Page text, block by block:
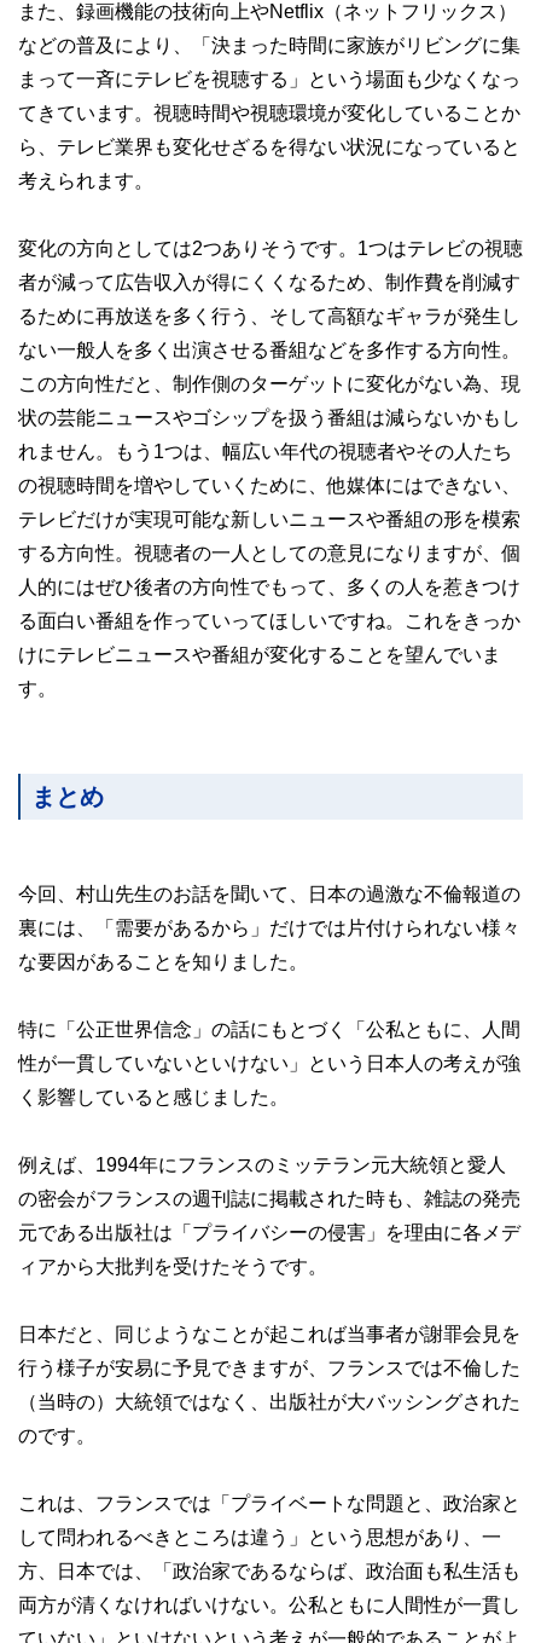
また、録画機能の技術向上やNetflix（ネットフリックス）
などの普及により、「決まった時間に家族がリビングに集
まって一斉にテレビを視聴する」という場面も少なくなっ
てきています。視聴時間や視聴環境が変化していることか
ら、テレビ業界も変化せざるを得ない状況になっていると
考えられます。
変化の方向としては2つありそうです。1つはテレビの視聴
者が減って広告収入が得にくくなるため、制作費を削減す
るために再放送を多く行う、そして高額なギャラが発生し
ない一般人を多く出演させる番組などを多作する方向性。
この方向性だと、制作側のターゲットに変化がない為、現
状の芸能ニュースやゴシップを扱う番組は減らないかもし
れません。もう1つは、幅広い年代の視聴者やその人たち
の視聴時間を増やしていくために、他媒体にはできない、
テレビだけが実現可能な新しいニュースや番組の形を模索
する方向性。視聴者の一人としての意見になりますが、個
人的にはぜひ後者の方向性でもって、多くの人を惹きつけ
る面白い番組を作っていってほしいですね。これをきっか
けにテレビニュースや番組が変化することを望んでいま
す。
まとめ
今回、村山先生のお話を聞いて、日本の過激な不倫報道の
裏には、「需要があるから」だけでは片付けられない様々
な要因があることを知りました。
特に「公正世界信念」の話にもとづく「公私ともに、人間
性が一貫していないといけない」という日本人の考えが強
く影響していると感じました。
例えば、1994年にフランスのミッテラン元大統領と愛人
の密会がフランスの週刊誌に掲載された時も、雑誌の発売
元である出版社は「プライバシーの侵害」を理由に各メデ
ィアから大批判を受けたそうです。
日本だと、同じようなことが起これば当事者が謝罪会見を
行う様子が安易に予見できますが、フランスでは不倫した
（当時の）大統領ではなく、出版社が大バッシングされた
のです。
これは、フランスでは「プライベートな問題と、政治家と
して問われるべきところは違う」という思想があり、一
方、日本では、「政治家であるならば、政治面も私生活も
両方が清くなければいけない。公私ともに人間性が一貫し
ていない」といけないという考えが一般的であることがよ